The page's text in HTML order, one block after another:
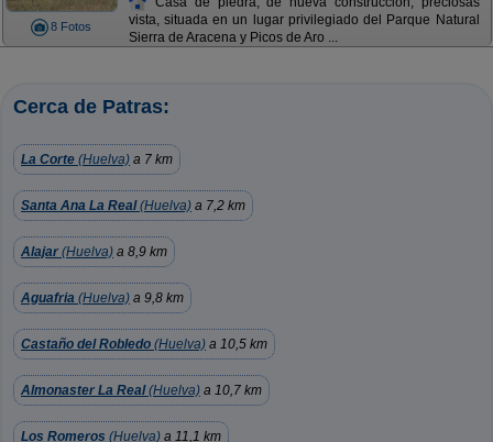
8 Fotos
vista, situada en un lugar privilegiado del Parque Natural
Sierra de Aracena y Picos de Aro ...
Cerca de Patras:
La Corte (Huelva) a 7 km
Santa Ana La Real(Huelva) a 7,2 km
Alajar (Huelva) a 8,9 km
Aguafria (Huelva) a 9,8 km
Castaño del Robledo (Huelva) a 10,5 km
Almonaster La Real(Huelva) a 10,7 km
Los Romeros (Huelva) a 11,1 km